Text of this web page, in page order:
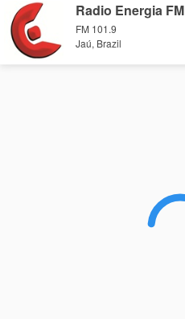
Radio Energia FM
FM 101.9
Jaú, Brazil